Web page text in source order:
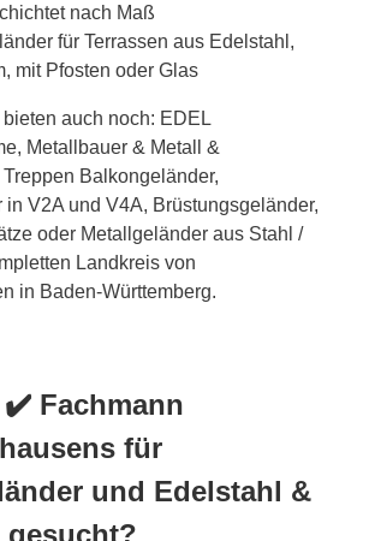
nach Maß
für Terrassen aus Edelstahl,
mit Pfosten oder Glas
auch noch: EDEL
Metallbauer & Metall &
Balkongeländer,
in V2A und V4A, Brüstungsgeländer,
oder Metallgeländer aus Stahl /
Landkreis von
in Baden-Württemberg.
✔️ Fachmann
für
und Edelstahl &
gesucht?